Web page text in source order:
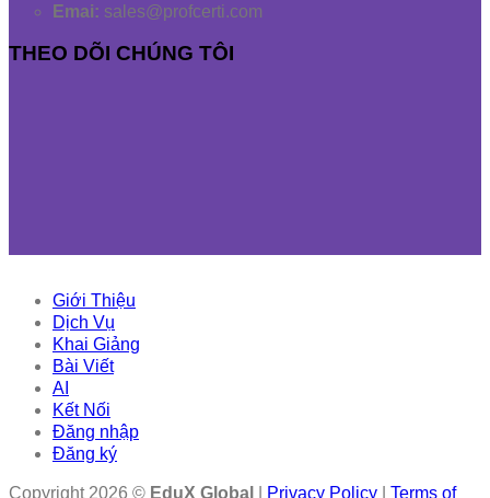
Emai: sales@profcerti.com
THEO DÕI CHÚNG TÔI
Giới Thiệu
Dịch Vụ
Khai Giảng
Bài Viết
AI
Kết Nối
Đăng nhập
Đăng ký
Copyright 2026 © EduX Global Privacy Policy
Terms of